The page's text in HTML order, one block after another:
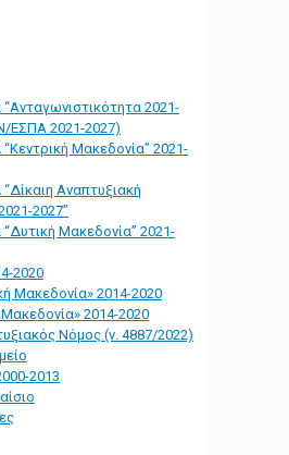
2021-
ΕΣΠΑ 2021-2027)
Μακεδονία” 2021-
Αναπτυξιακή
2027”
Μακεδονία” 2021-
2020
Μακεδονία» 2014-2020
2014-2020
Νόμος (ν. 4887/2022)
2013